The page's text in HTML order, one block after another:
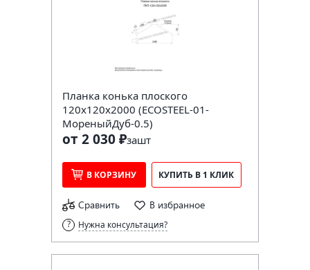
Планка конька плоского
120х120х2000 (ECOSTEEL-01-
МореныйДуб-0.5)
от 2 030 ₽зашт
В КОРЗИНУ КУПИТЬ В 1 КЛИК
Сравнить В избранное
Нужна консультация?